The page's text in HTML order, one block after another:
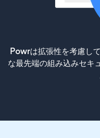
Powrは拡張性を考慮し
な最先端の組み込みセキ